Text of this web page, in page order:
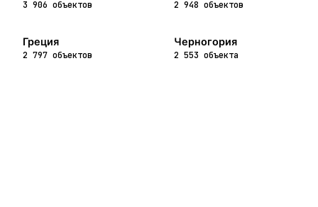
3 906 объектов 2 948 объектов
Греция
2 797 объектов
Черногория
2 553 объекта